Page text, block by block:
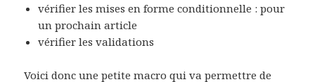
vérifier les mises en forme conditionnelle : pour
un prochain article
vérifier les validations
Voici donc une petite macro qui va permettre de